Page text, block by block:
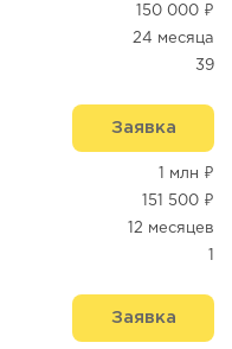
150 000 ₽
24 месяца
39
Заявка
1 млн ₽
151 500 ₽
12 месяцев
Заявка